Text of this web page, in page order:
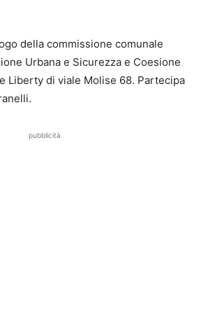
della commissione comunale
Urbana e Sicurezza e Coesione
Liberty di viale Molise 68. Partecipa
pubblicità